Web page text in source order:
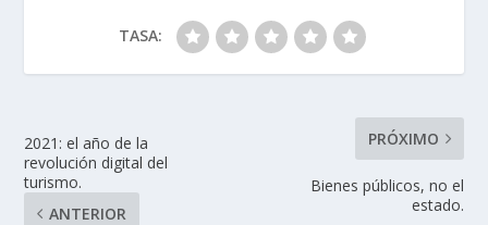
TASA:
2021: el año de la
revolución digital del
turismo.
ANTERIOR
PRÓXIMO
Bienes públicos, no el
estado.